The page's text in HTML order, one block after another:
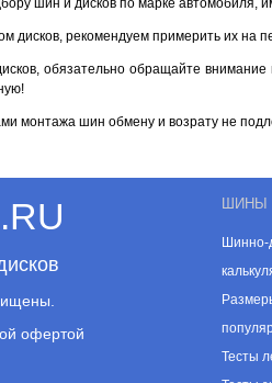
шин и дисков по марке автомобиля,
дисков, рекомендуем примерить их на
обязательно обращайте
монтажа шин обмену и возрату не
офертой
ШИНЫ
Шинно-
Тесты